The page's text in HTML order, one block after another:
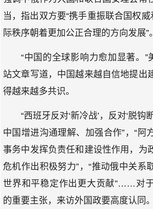
当，指出双方要“携手重振联合国权威
际秩序朝着更加公正合理的方向发展”。
“中国的全球影响力愈加显著。”
站文章写道，中国越来越自信地提出
得越来越多共识。
“西班牙反对‘新冷战’，反对‘脱钩
中国增进沟通理解、加强合作”，“阿
事务中发挥负责任和建设性作用，为
危机作出积极努力”，“推动俄中关系
世界和平稳定作出更大贡献”……对
的重要主张，来访外国政要高度认同。